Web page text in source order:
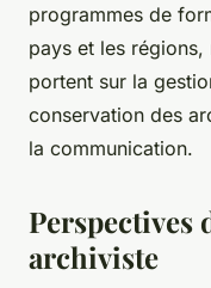
programmes de
pays et les
portent sur la
conservation des
la communication.
Perspectives
archiviste